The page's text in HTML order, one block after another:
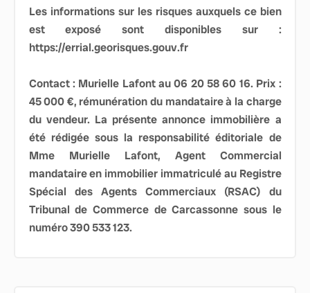
Les informations sur les risques auxquels ce bien
est exposé sont disponibles sur :
https://errial.georisques.gouv.fr
Contact : Murielle Lafont au 06 20 58 60 16. Prix :
45 000 €, rémunération du mandataire à la charge
du vendeur. La présente annonce immobilière a
été rédigée sous la responsabilité éditoriale de
Mme Murielle Lafont, Agent Commercial
mandataire en immobilier immatriculé au Registre
Spécial des Agents Commerciaux (RSAC) du
Tribunal de Commerce de Carcassonne sous le
numéro 390 533 123.